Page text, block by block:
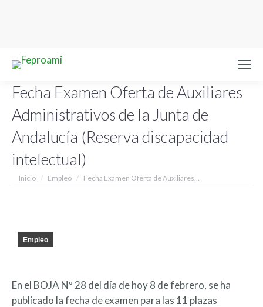
Fecha Examen Oferta de Auxiliares
Administrativos de la Junta de
Andalucía (Reserva discapacidad
intelectual)
Estás aquí:
Inicio Empleo Fecha Examen Oferta de Auxiliares…
Empleo
En el BOJA Nº 28 del día de hoy 8 de febrero, se ha
publicado la fecha de examen para las 11 plazas